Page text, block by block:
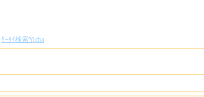
ｹｰﾀｲ検索Yicha